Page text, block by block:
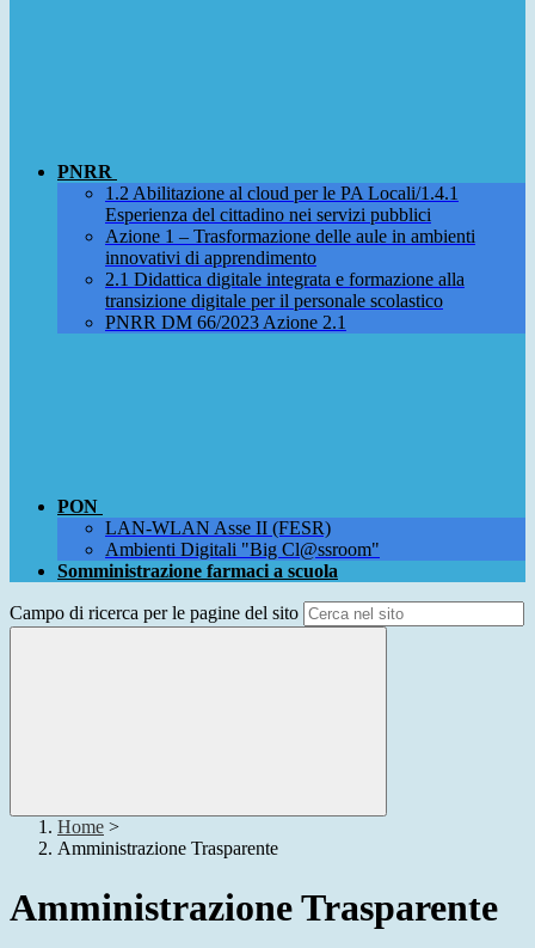
PNRR
1.2 Abilitazione al cloud per le PA Locali/1.4.1
Esperienza del cittadino nei servizi pubblici
Azione 1 – Trasformazione delle aule in ambienti
innovativi di apprendimento
2.1 Didattica digitale integrata e formazione alla
transizione digitale per il personale scolastico
PNRR DM 66/2023 Azione 2.1
PON
LAN-WLAN Asse II (FESR)
Ambienti Digitali "Big Cl@ssroom"
Somministrazione farmaci a scuola
Campo di ricerca per le pagine del sito
Home >
Amministrazione Trasparente
Amministrazione Trasparente